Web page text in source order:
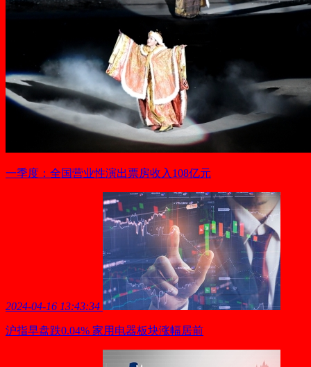
一季度：全国营业性演出票房收入108亿元
2024-04-16 13:43:34
沪指早盘跌0.04% 家用电器板块涨幅居前